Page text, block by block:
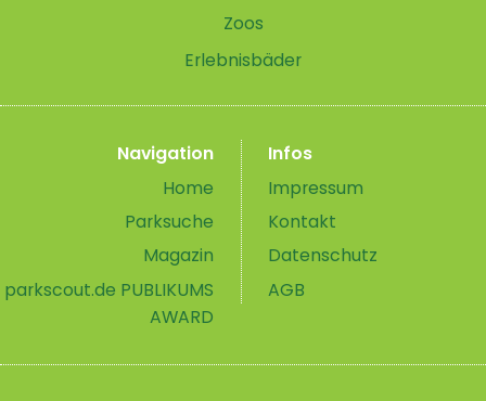
Zoos
Erlebnisbäder
Navigation
Home
Parksuche
Magazin
parkscout.de PUBLIKUMS
AWARD
Infos
Impressum
Kontakt
Datenschutz
AGB